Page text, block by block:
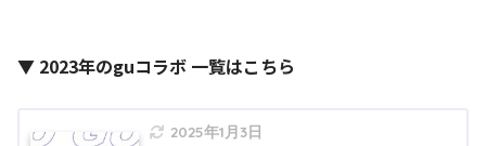
▼ 2023年のguコラボ 一覧はこちら
2025年1月3日